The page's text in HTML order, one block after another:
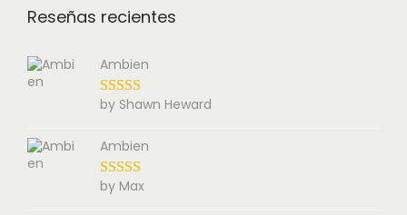
Reseñas recientes
Ambien
by Shawn Heward
Ambien
by Max